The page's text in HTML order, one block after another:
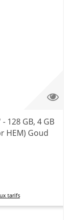
128 GB, 4 GB
HEM) Goud
tarifs